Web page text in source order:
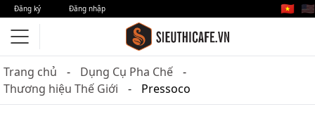
Đăng ký Đăng nhập 🇻🇳 🇺🇸
Trang chủ
Dụng Cụ Pha Chế
Thương hiệu Thế Giới
Pressoco